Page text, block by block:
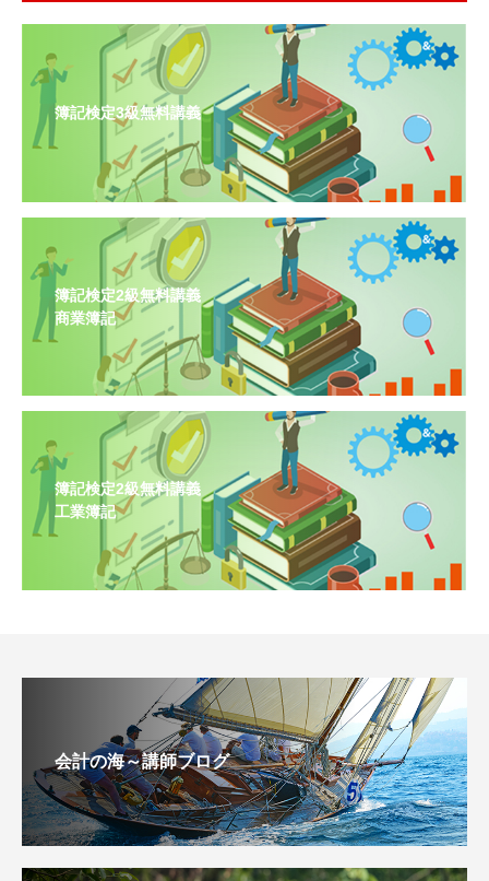
簿記検定3級無料講義
簿記検定2級無料講義
商業簿記
簿記検定2級無料講義
工業簿記
会計の海～講師ブログ